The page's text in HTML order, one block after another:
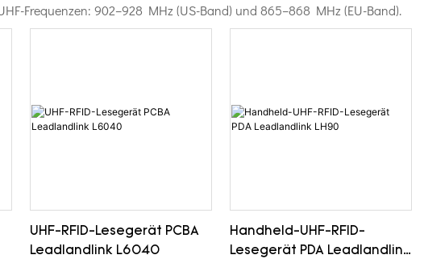
Frequenzen: 902–928 MHz (US-Band) und 865–868 MHz (EU-Band).
UHF-RFID-Lesegerät PCBA
Leadlandlink L6040
Handheld-UHF-RFID-
Lesegerät PDA Leadlandlink